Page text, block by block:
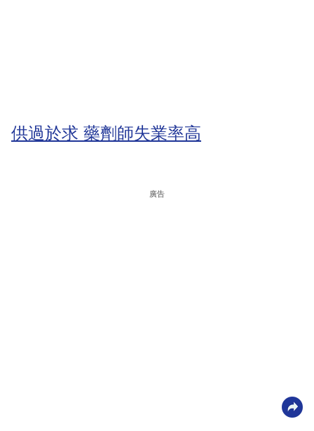
供過於求 藥劑師失業率高
廣告